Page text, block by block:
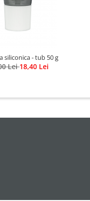
siliconica - tub 50 g
Lei18,40 Lei